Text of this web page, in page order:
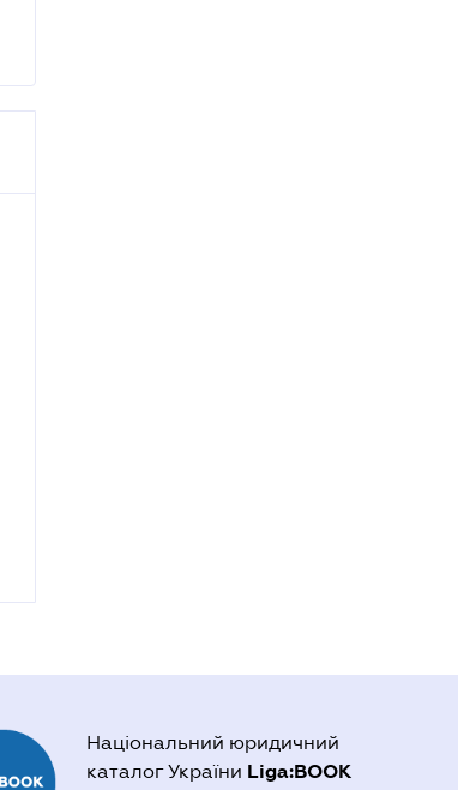
Національний юридичний
каталог України Liga:BOOK